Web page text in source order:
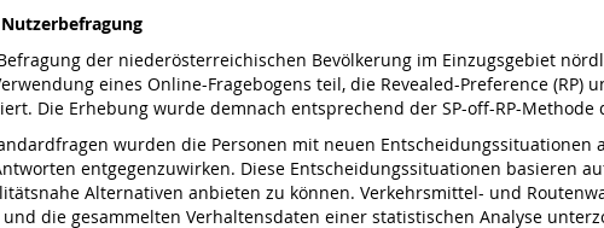
der niederösterreichischen Bevölkerung im Einzugsgebiet
eines Online-Fragebogens teil, die Revealed-Preference (RP)
Die Erhebung wurde demnach entsprechend der SP-off-RP-
wurden die Personen mit neuen
entgegenzuwirken. Diese Entscheidungssituationen basieren
Alternativen anbieten zu können. Verkehrsmittel- und
die gesammelten Verhaltensdaten einer statistischen Analyse